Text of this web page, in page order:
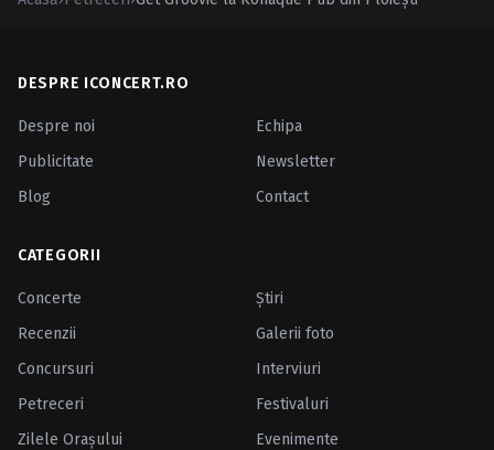
DESPRE ICONCERT.RO
Despre noi
Echipa
Publicitate
Newsletter
Blog
Contact
CATEGORII
Concerte
Ştiri
Recenzii
Galerii foto
Concursuri
Interviuri
Petreceri
Festivaluri
Zilele Oraşului
Evenimente